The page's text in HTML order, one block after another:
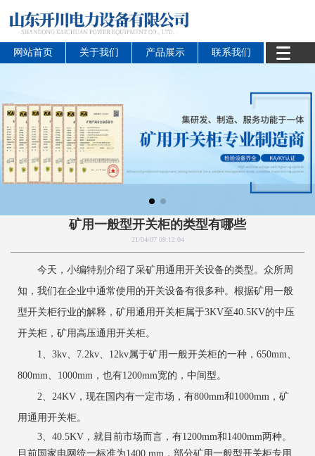
网站首页 关于我们 产品展示 联系我们
矿用一般型开关柜的类型有哪些
21/04/07 09:12:04
今天，小编特别介绍了采矿用通用开关设备的类型。众所周
知，我们在企业中通常使用的开关设备有很多种。根据矿用一般
型开关柜行业的解释，矿用通用开关柜属于3KV至40.5KV的中压
开关柜，矿用高压通用开关柜。
1、3kv、7.2kv、12kv属于矿用一般开关柜的一种，650mm、
800mm、1000mm，也有1200mm宽的，中间型。
2、24KV，现在国内有一定市场，有800mm和1000mm，矿
用通用开关柜。
3、40.5KV，就目前市场而言，有1200mm和1400mm两种。
目前国家电网统一标准为1400 mm，部分矿用一般型开关柜专用